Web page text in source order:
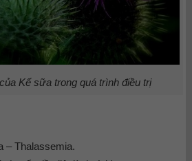
Kế sữa trong quá trình điều trị
– Thalassemia.